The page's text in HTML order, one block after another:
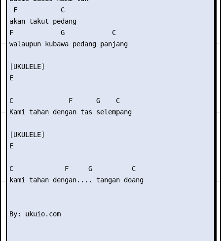
F           C
akan takut pedang
F            G            C
walaupun kubawa pedang panjang
[UKULELE]
E
C              F      G    C
Kami tahan dengan tas selempang
[UKULELE]
E
C             F     G          C
kami tahan dengan.... tangan doang